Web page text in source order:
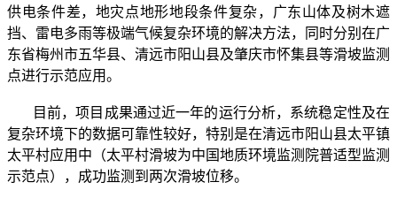
供电条件差，地灾点地形地段条件复杂，广东山体及树木遮
挡、雷电多雨等极端气候复杂环境的解决方法，同时分别在广
东省梅州市五华县、清远市阳山县及肇庆市怀集县等滑坡监测
点进行示范应用。
目前，项目成果通过近一年的运行分析，系统稳定性及在
复杂环境下的数据可靠性较好，特别是在清远市阳山县太平镇
太平村应用中（太平村滑坡为中国地质环境监测院普适型监测
示范点），成功监测到两次滑坡位移。